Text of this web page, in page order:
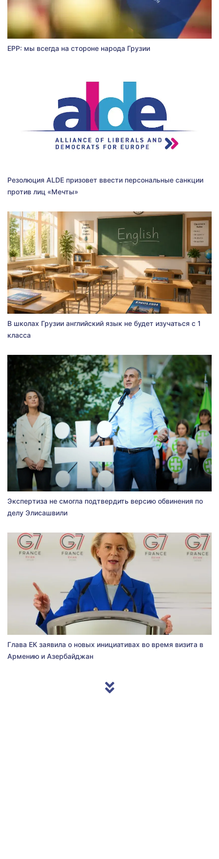
EPP: мы всегда на стороне народа Грузии
Резолюция ALDE призовет ввести персональные санкции
против лиц «Мечты»
В школах Грузии английский язык не будет изучаться с 1
класса
Экспертиза не смогла подтвердить версию обвинения по
делу Элисашвили
Глава ЕК заявила о новых инициативах во время визита в
Армению и Азербайджан